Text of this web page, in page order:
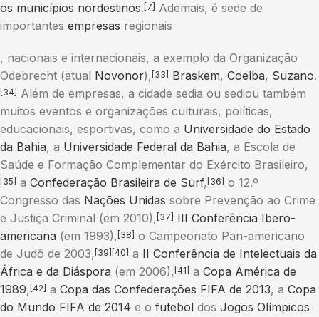
os municípios nordestinos. [7]
Ademais, é sede de
importantes empresas regionais
, nacionais e internacionais, a exemplo da Organização
Odebrecht (atual Novonor), [33] Braskem, Coelba, Suzano.
[34]
Além de empresas, a cidade sedia ou sediou também
muitos eventos e organizações culturais, políticas,
educacionais, esportivas, como a Universidade do Estado
da Bahia, a Universidade Federal da Bahia, a Escola de
Saúde e Formação Complementar do Exército Brasileiro,
[35] a Confederação Brasileira de Surf, [36]
o 12.º
Congresso das Nações Unidas sobre Prevenção ao Crime
e Justiça Criminal (em 2010), [37]
III Conferência Ibero-
americana (em 1993), [38]
o Campeonato Pan-americano
de Judô de 2003, [39] [40] a II Conferência de Intelectuais da
África e da Diáspora (em 2006), [41] a Copa América de
1989, [42] a Copa das Confederações FIFA de 2013, a Copa
do Mundo FIFA de 2014 e o futebol dos Jogos Olímpicos